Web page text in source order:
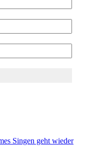
Singen geht wieder